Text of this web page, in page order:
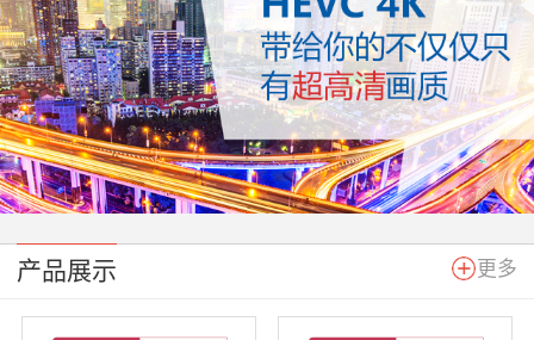
产品展示 更多